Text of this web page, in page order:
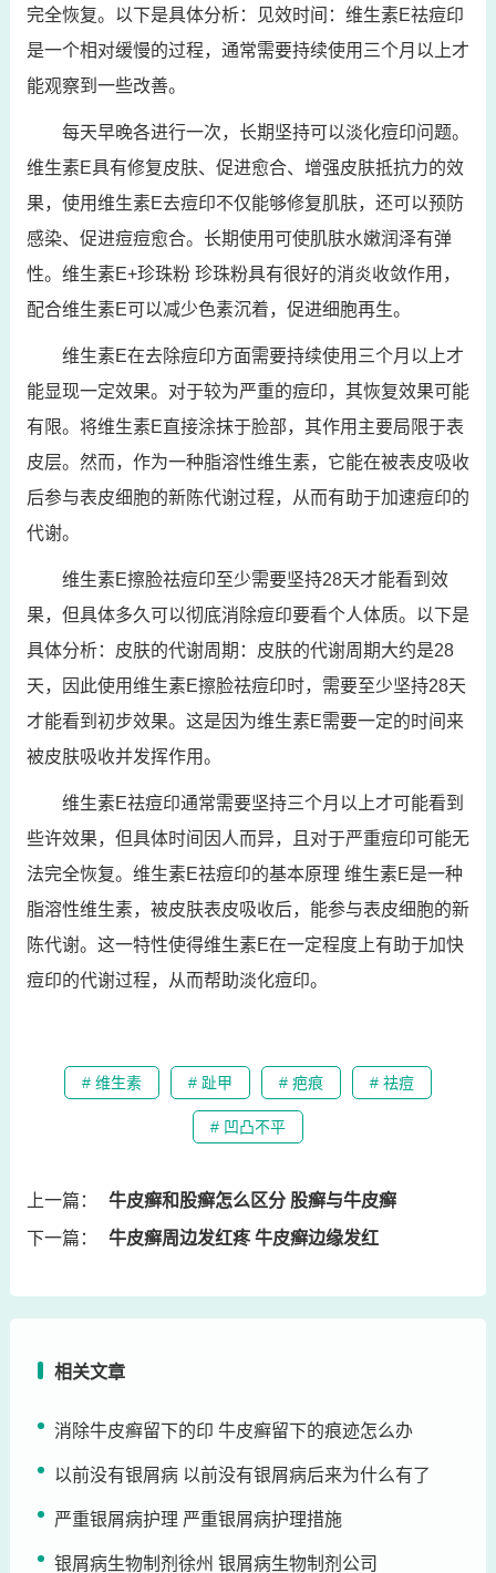
完全恢复。以下是具体分析：见效时间：维生素E祛痘印
是一个相对缓慢的过程，通常需要持续使用三个月以上才
能观察到一些改善。
每天早晚各进行一次，长期坚持可以淡化痘印问题。
维生素E具有修复皮肤、促进愈合、增强皮肤抵抗力的效
果，使用维生素E去痘印不仅能够修复肌肤，还可以预防
感染、促进痘痘愈合。长期使用可使肌肤水嫩润泽有弹
性。维生素E+珍珠粉 珍珠粉具有很好的消炎收敛作用，
配合维生素E可以减少色素沉着，促进细胞再生。
维生素E在去除痘印方面需要持续使用三个月以上才
能显现一定效果。对于较为严重的痘印，其恢复效果可能
有限。将维生素E直接涂抹于脸部，其作用主要局限于表
皮层。然而，作为一种脂溶性维生素，它能在被表皮吸收
后参与表皮细胞的新陈代谢过程，从而有助于加速痘印的
代谢。
维生素E擦脸祛痘印至少需要坚持28天才能看到效
果，但具体多久可以彻底消除痘印要看个人体质。以下是
具体分析：皮肤的代谢周期：皮肤的代谢周期大约是28
天，因此使用维生素E擦脸祛痘印时，需要至少坚持28天
才能看到初步效果。这是因为维生素E需要一定的时间来
被皮肤吸收并发挥作用。
维生素E祛痘印通常需要坚持三个月以上才可能看到
些许效果，但具体时间因人而异，且对于严重痘印可能无
法完全恢复。维生素E祛痘印的基本原理 维生素E是一种
脂溶性维生素，被皮肤表皮吸收后，能参与表皮细胞的新
陈代谢。这一特性使得维生素E在一定程度上有助于加快
痘印的代谢过程，从而帮助淡化痘印。
# 维生素 # 趾甲 # 疤痕 # 祛痘
# 凹凸不平
上一篇：
牛皮癣和股癣怎么区分 股癣与牛皮癣
下一篇：
牛皮癣周边发红疼 牛皮癣边缘发红
相关文章
消除牛皮癣留下的印 牛皮癣留下的痕迹怎么办
以前没有银屑病 以前没有银屑病后来为什么有了
严重银屑病护理 严重银屑病护理措施
银屑病生物制剂徐州 银屑病生物制剂公司